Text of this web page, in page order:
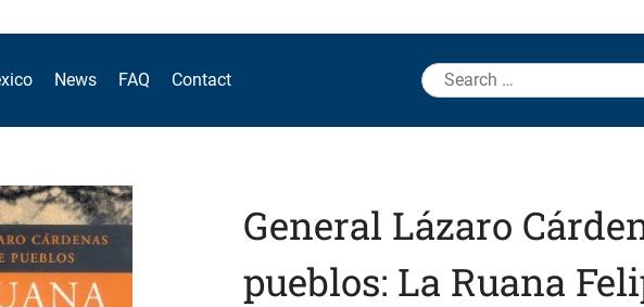
News FAQ Contact
Search
for:
General Lázaro
pueblos: La Ruana